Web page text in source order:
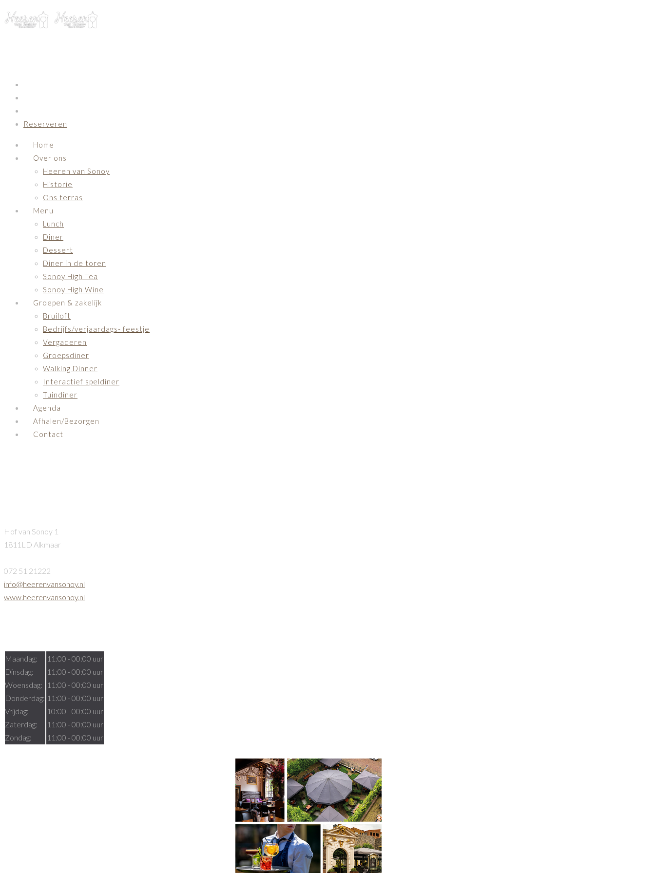
Reserveren
Home
Over ons
Heeren van Sonoy
Historie
Ons terras
Menu
Lunch
Diner
Dessert
Diner in de toren
Sonoy High Tea
Sonoy High Wine
Groepen & zakelijk
Bruiloft
Bedrijfs/verjaardags- feestje
Vergaderen
Groepsdiner
Walking Dinner
Interactief speldiner
Tuindiner
Agenda
Afhalen/Bezorgen
Contact
Hof van Sonoy 1
1811LD Alkmaar
072 51 21222
info@heerenvansonoy.nl
www.heerenvansonoy.nl
Maandag:
Dinsdag:
Woensdag:
Donderdag:
Vrijdag:
Zaterdag:
Zondag:
11:00 - 00:00 uur
11:00 - 00:00 uur
11:00 - 00:00 uur
11:00 - 00:00 uur
10:00 - 00:00 uur
11:00 - 00:00 uur
11:00 - 00:00 uur